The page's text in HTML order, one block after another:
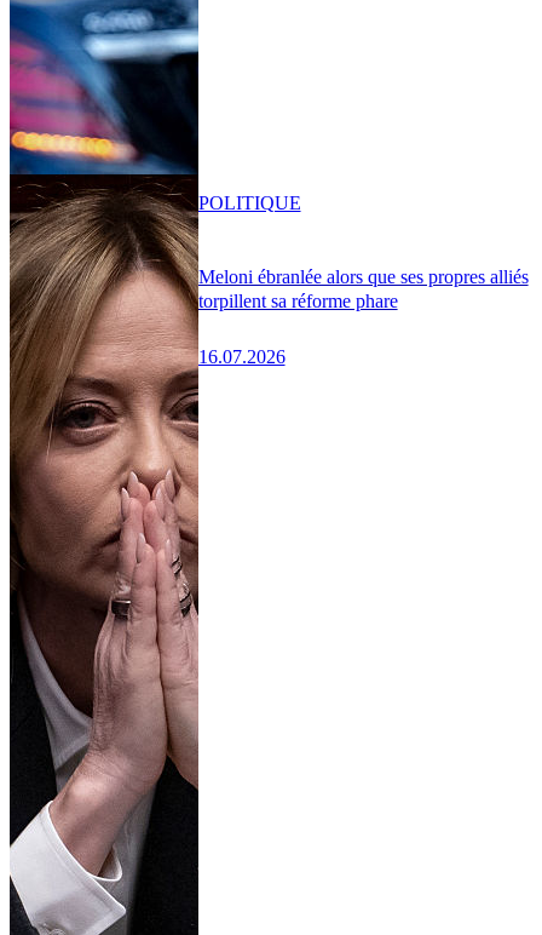
Meloni ébranlée alors que ses propres alliés
torpillent sa réforme phare
16.07.2026
POLITIQUE